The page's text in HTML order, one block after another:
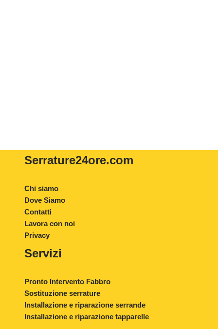
Serrature24ore.com
Chi siamo
Dove Siamo
Contatti
Lavora con noi
Privacy
Servizi
Pronto Intervento Fabbro
Sostituzione serrature
Installazione e riparazione serrande
Installazione e riparazione tapparelle